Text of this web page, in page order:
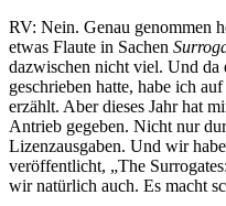
RV: Nein. Genau genommen
etwas Flaute in Sachen
dazwischen nicht viel. Und da
geschrieben hatte, habe ich
erzählt. Aber dieses Jahr hat
Antrieb gegeben. Nicht nur
Lizenzausgaben. Und wir
veröffentlicht, „The
wir natürlich auch. Es macht